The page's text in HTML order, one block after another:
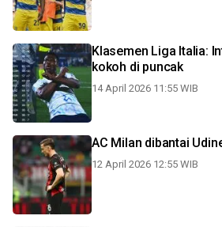
Klasemen Liga Italia:
kokoh di puncak
14 April 2026 11:55 WIB
AC Milan dibantai
12 April 2026 12:55 WIB